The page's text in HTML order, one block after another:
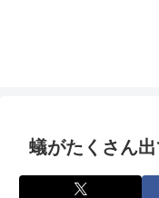
蟻がたくさん